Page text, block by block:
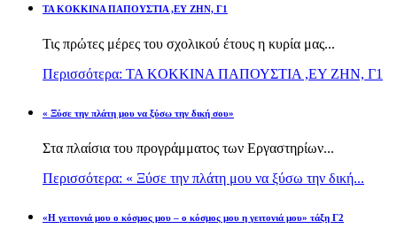
TA KOKKINA ΠΑΠΟΥΣΤΙΑ ,ΕΥ ΖΗΝ, Γ1
Τις πρώτες μέρες του σχολικού έτους η κυρία μας...
Περισσότερα: TA KOKKINA ΠΑΠΟΥΣΤΙΑ ,ΕΥ ΖΗΝ, Γ1
« Ξύσε την πλάτη μου να ξύσω την δική σου»
Στα πλαίσια του προγράμματος των Εργαστηρίων...
Περισσότερα: « Ξύσε την πλάτη μου να ξύσω την δική...
«Η γειτονιά μου ο κόσμος μου – ο κόσμος μου η γειτονιά μου» τάξη Γ2